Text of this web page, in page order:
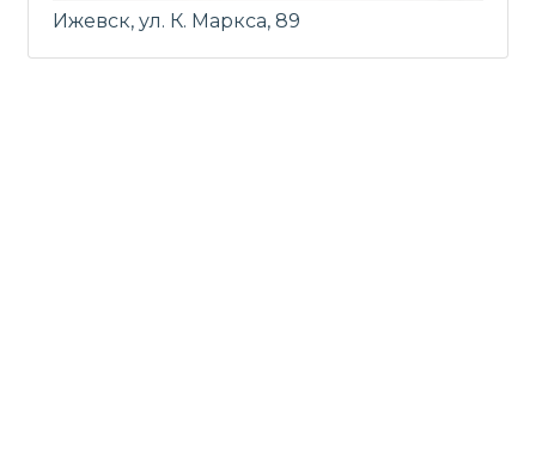
Ижевск, ул. К. Маркса, 89